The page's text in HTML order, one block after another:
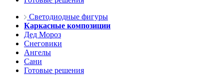
Светодиодные фигуры
Каркасные композиции
Дед Мороз
Снеговики
Ангелы
Сани
Готовые решения